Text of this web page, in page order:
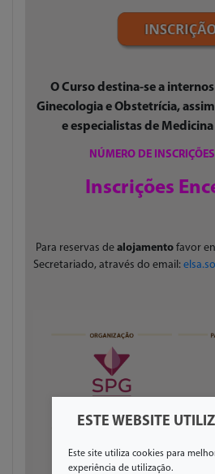
O Curso destina-se a
Ginecologia e Obstetrícia,
e especialistas de
NÚMERO DE
Inscrições
Para reservas de alojamento favor
Secretariado, através do email:
ESTE WEBSITE
Este site utiliza cookies para
experiência de utilização.